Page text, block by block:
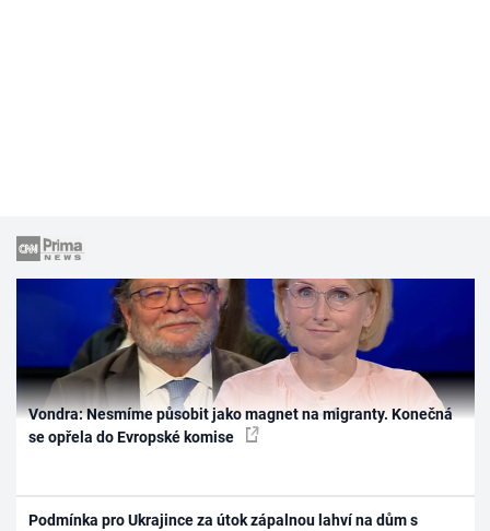
Vondra: Nesmíme působit jako magnet na migranty. Konečná
se opřela do Evropské komise
Podmínka pro Ukrajince za útok zápalnou lahví na dům s